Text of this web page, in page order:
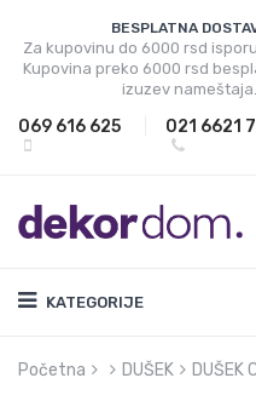
BESPLATNA
Za kupovinu do 6000 rsd
Kupovina preko 6000 rsd
izuzev nameštaja.
069 616 625 021 6621
KATEGORIJE
Početna DUŠEK DUŠEK